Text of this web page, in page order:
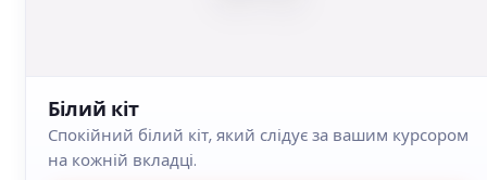
Білий кіт
Спокійний білий кіт, який слідує за вашим курсором
на кожній вкладці.